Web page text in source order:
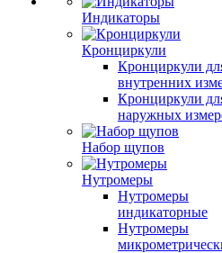
Индикаторы
Кронциркули
Кронциркули
внутренних
Кронциркули
наружных
Набор щупов
Нутромеры
Нутромеры
индикаторные
Нутромеры